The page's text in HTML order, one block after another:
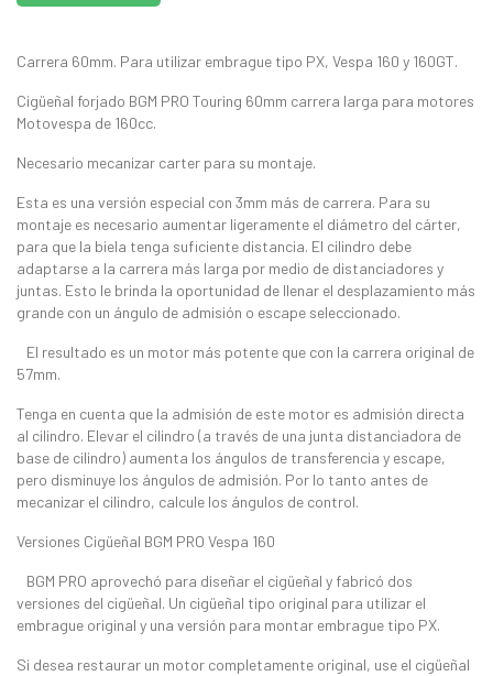
Carrera 60mm. Para utilizar embrague tipo PX, Vespa 160 y 160GT.
Cigüeñal forjado BGM PRO Touring 60mm carrera larga para motores
Motovespa de 160cc.
Necesario mecanizar carter para su montaje.
Esta es una versión especial con 3mm más de carrera. Para su
montaje es necesario aumentar ligeramente el diámetro del cárter,
para que la biela tenga suficiente distancia. El cilindro debe
adaptarse a la carrera más larga por medio de distanciadores y
juntas. Esto le brinda la oportunidad de llenar el desplazamiento más
grande con un ángulo de admisión o escape seleccionado.
El resultado es un motor más potente que con la carrera original de
57mm.
Tenga en cuenta que la admisión de este motor es admisión directa
al cilindro. Elevar el cilindro (a través de una junta distanciadora de
base de cilindro) aumenta los ángulos de transferencia y escape,
pero disminuye los ángulos de admisión. Por lo tanto antes de
mecanizar el cilindro, calcule los ángulos de control.
Versiones Cigüeñal BGM PRO Vespa 160
BGM PRO aprovechó para diseñar el cigüeñal y fabricó dos
versiones del cigüeñal. Un cigüeñal tipo original para utilizar el
embrague original y una versión para montar embrague tipo PX.
Si desea restaurar un motor completamente original, use el cigüeñal